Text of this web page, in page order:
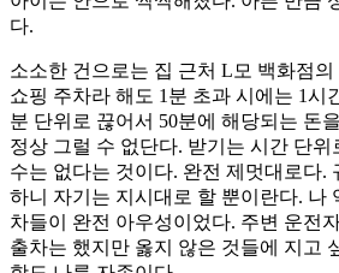
다.
소소한 건으로는 집 근처 L모 백화점
쇼핑 주차라 해도 1분 초과 시에는 1시
분 단위로 끊어서 50분에 해당되는 돈
정상 그럴 수 없단다. 받기는 시간 단
수는 없다는 것이다. 완전 제멋대로다.
하니 자기는 지시대로 할 뿐이란다. 나
차들이 완전 아우성이었다. 주변 운전
출차는 했지만 옳지 않은 것들에 지고